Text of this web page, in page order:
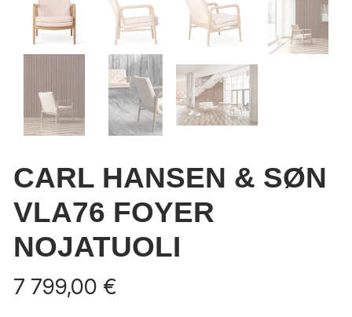
CARL HANSEN & SØN
VLA76 FOYER
NOJATUOLI
7 799,00 €